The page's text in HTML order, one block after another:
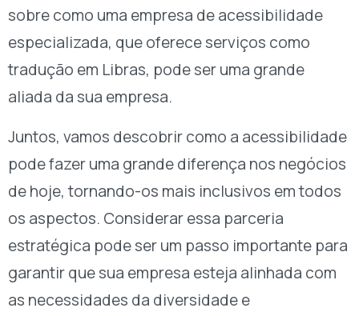
sobre como uma empresa de acessibilidade
especializada, que oferece serviços como
tradução em Libras, pode ser uma grande
aliada da sua empresa.
Juntos, vamos descobrir como a acessibilidade
pode fazer uma grande diferença nos negócios
de hoje, tornando-os mais inclusivos em todos
os aspectos. Considerar essa parceria
estratégica pode ser um passo importante para
garantir que sua empresa esteja alinhada com
as necessidades da diversidade e